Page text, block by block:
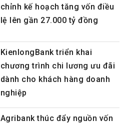
chỉnh kế hoạch tăng vốn điều
lệ lên gần 27.000 tỷ đồng
KienlongBank triển khai
chương trình chi lương ưu đãi
dành cho khách hàng doanh
nghiệp
Agribank thúc đẩy nguồn vốn